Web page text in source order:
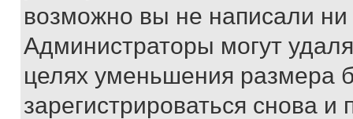
возможно вы не написали
Администраторы могут
целях уменьшения размера
зарегистрироваться снова и